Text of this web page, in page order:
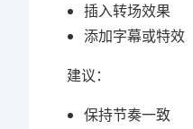
插入转场效果
添加字幕或特效
建议：
保持节奏一致